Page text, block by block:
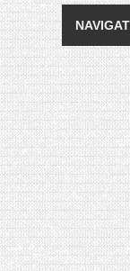
[VIDÉO]
FEAT.
[VIDÉO]
DES
AUTRES
[VIDÉO]
MARS
[VIDÉO]
[VIDÉO]